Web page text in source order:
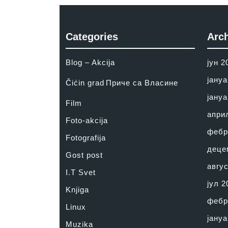
Categories
Blog – Akcija
Čićin grad Приче са Власине
Film
Foto-akcija
Fotografija
Gost post
I.T Svet
Knjiga
Linux
Muzika
јун
јул